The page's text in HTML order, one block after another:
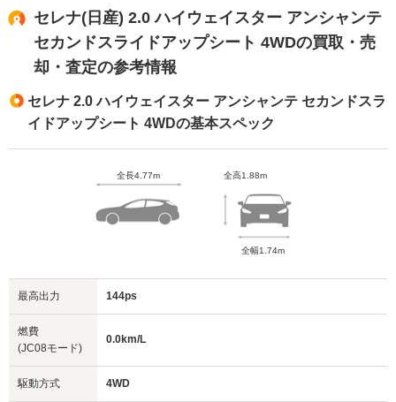
セレナ(日産) 2.0 ハイウェイスター アンシャンテ
セカンドスライドアップシート 4WDの買取・売
却・査定の参考情報
セレナ 2.0 ハイウェイスター アンシャンテ セカンドスラ
イドアップシート 4WDの基本スペック
全長4.77m 全高1.88m
全幅1.74m
最高出力 144ps
燃費
(JC08モード)
0.0km/L
駆動方式 4WD